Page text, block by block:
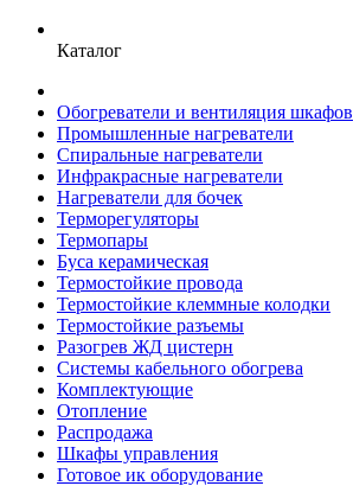
Каталог
Обогреватели и вентиляция шкафов
Промышленные нагреватели
Спиральные нагреватели
Инфракрасные нагреватели
Нагреватели для бочек
Терморегуляторы
Термопары
Буса керамическая
Термостойкие провода
Термостойкие клеммные колодки
Термостойкие разъемы
Разогрев ЖД цистерн
Системы кабельного обогрева
Комплектующие
Отопление
Распродажа
Шкафы управления
Готовое ик оборудование